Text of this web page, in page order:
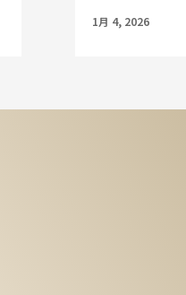
1月 4, 2026